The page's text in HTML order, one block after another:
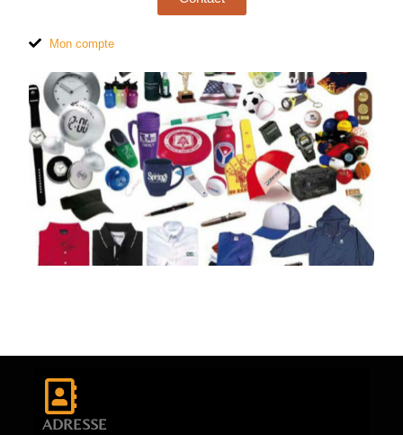
Mon compte
ADRESSE